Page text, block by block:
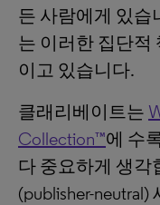
든 사람에게 있습
는 이러한 집단적
이고 있습니다.
클래리베이트는
Collection™에 수
다 중요하게 생각
(publisher-